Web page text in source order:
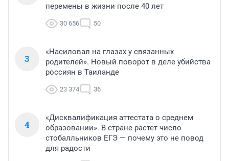
перемены в жизни после 40 лет
30 656 50
3
«Насиловал на глазах у связанных
родителей». Новый поворот в деле убийства
россиян в Таиланде
23 374 36
4
«Дисквалификация аттестата о среднем
образовании». В стране растет число
стобалльников ЕГЭ — почему это не повод
для радости